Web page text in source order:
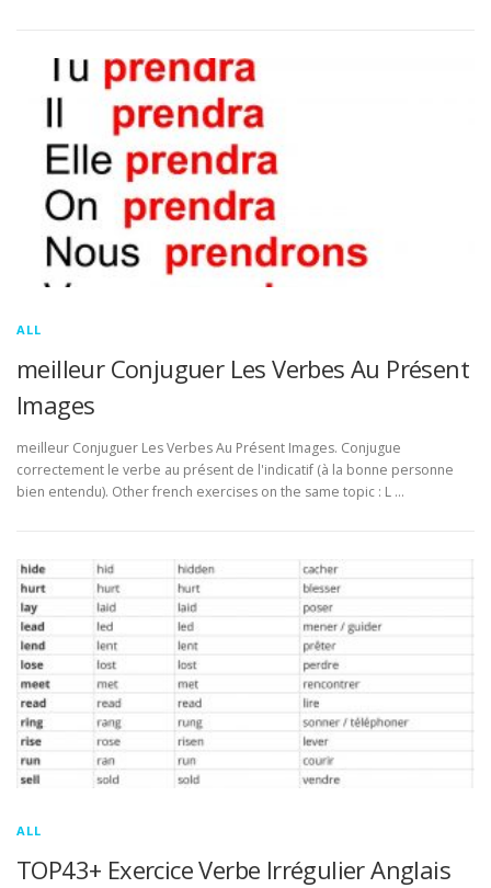
ALL
meilleur Conjuguer Les Verbes Au Présent
Images
meilleur Conjuguer Les Verbes Au Présent Images. Conjugue
correctement le verbe au présent de l'indicatif (à la bonne personne
bien entendu). Other french exercises on the same topic : L …
ALL
TOP43+ Exercice Verbe Irrégulier Anglais